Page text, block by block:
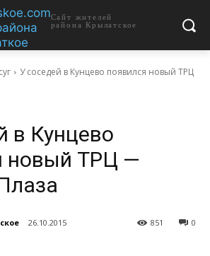
Сайт жителей
района Крылатское
У соседей в Кунцево появился новый ТРЦ
в Кунцево
новый ТРЦ —
26.10.2015 0
851